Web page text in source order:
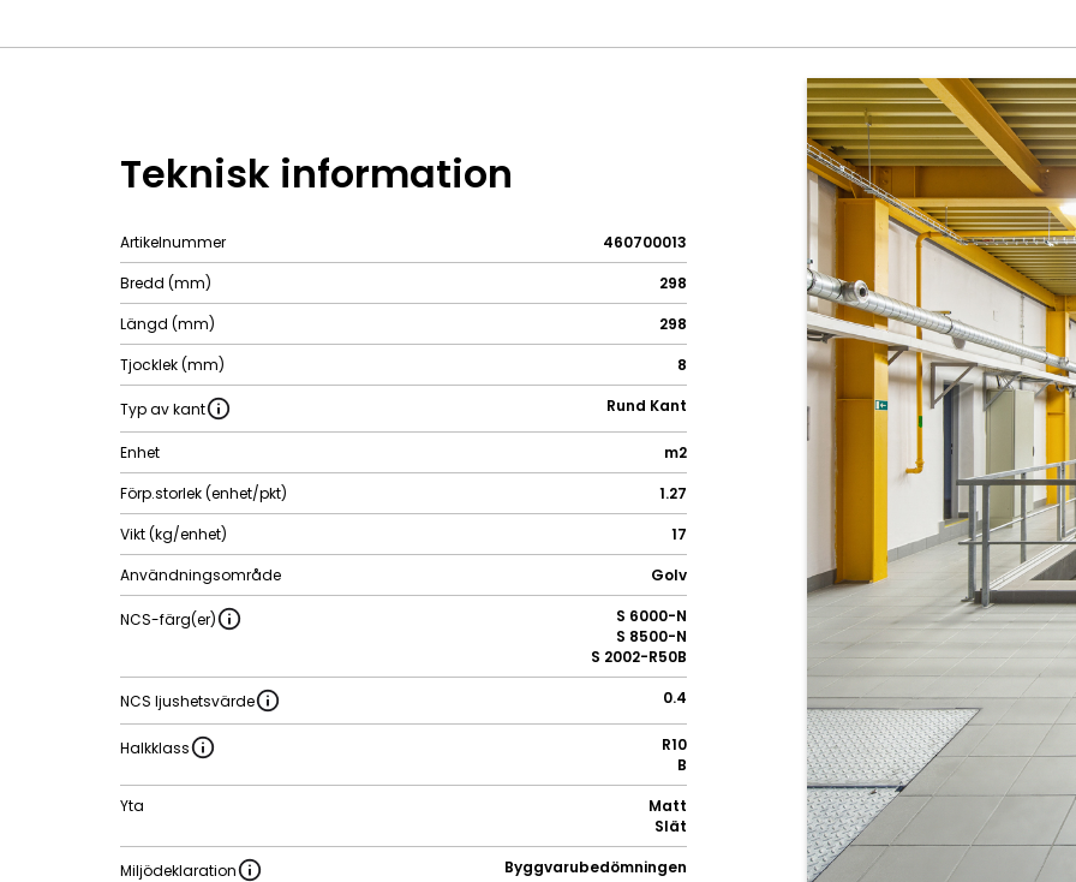
Teknisk information
Artikelnummer
460700013
Bredd (mm)
298
Längd (mm)
298
Tjocklek (mm)
8
Typ av kant Rund Kant
Enhet
m2
Förp.storlek (enhet/pkt)
1.27
Vikt (kg/enhet)
17
Användningsområde
Golv
NCS-färg(er)
S 6000-N
S 8500-N
S 2002-R50B
NCS ljushetsvärde 0.4
Halkklass
R10
B
Yta
Matt
Slät
Miljödeklaration Byggvarubedömningen